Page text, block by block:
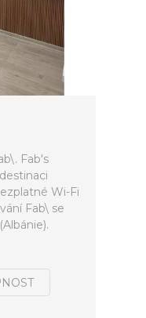
Fab's
Wi-Fi
Fab\ se